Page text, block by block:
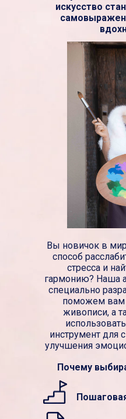
искусство
Вы новичок в
способ
стресса и
гармонию? Наша
специально
поможем вам
живописи, а
инструмент для
улучшения
Почему